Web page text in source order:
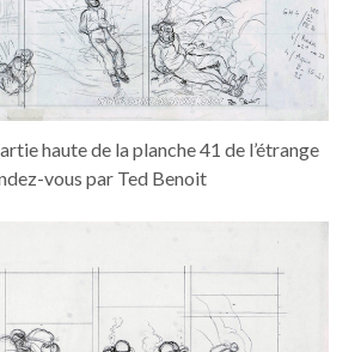
haute de la planche 41 de l’étrange
vous par Ted Benoit